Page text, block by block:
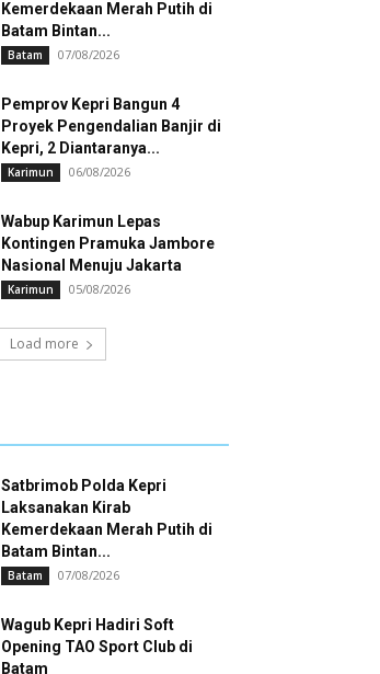
Kemerdekaan Merah Putih di
Batam Bintan...
Batam 07/08/2026
Pemprov Kepri Bangun 4
Proyek Pengendalian Banjir di
Kepri, 2 Diantaranya...
Karimun 06/08/2026
Wabup Karimun Lepas
Kontingen Pramuka Jambore
Nasional Menuju Jakarta
Karimun 05/08/2026
Load more
Satbrimob Polda Kepri
Laksanakan Kirab
Kemerdekaan Merah Putih di
Batam Bintan...
Batam 07/08/2026
Wagub Kepri Hadiri Soft
Opening TAO Sport Club di
Batam